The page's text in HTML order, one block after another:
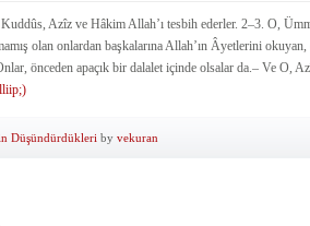
Azîz ve Hâkim Allah’ı tesbih ederler. 2–3. O,
olan onlardan başkalarına Allah’ın Âyetlerini okuyan,
önceden apaçık bir dalalet içinde olsalar da.– Ve O,
Düşündürdükleri by vekuran